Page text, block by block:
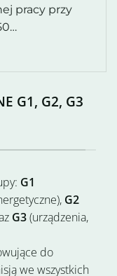
pracy przy
G1, G2, G3
G1
G2
G3(urządzenia,
do
we wszystkich